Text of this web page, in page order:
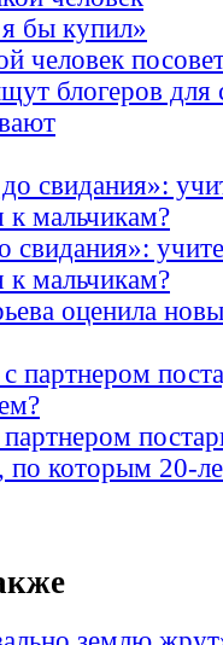
человек
блогеров для
к мальчикам?
оценила
которым 20-